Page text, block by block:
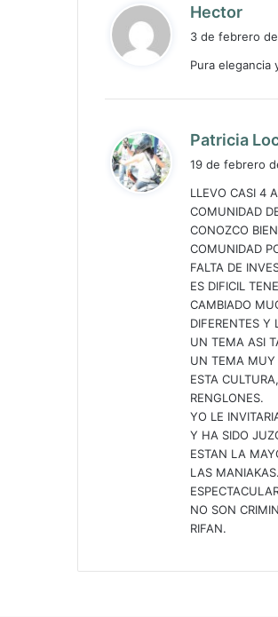
Hector
e
3 de febrero
Pura elegancia
Patricia
19 de febrero
LLEVO CASI 4
COMUNIDAD
CONOZCO
COMUNIDAD
FALTA DE
ES DIFICIL
CAMBIADO
DIFERENTES Y
UN TEMA ASI
UN TEMA MUY
ESTA
RENGLONES.
YO LE
Y HA SIDO
ESTAN LA
LAS
NO SON
RIFAN.